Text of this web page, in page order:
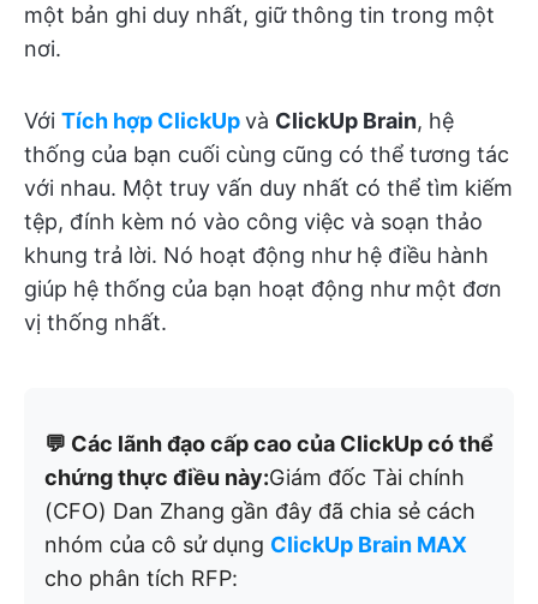
một bản ghi duy nhất, giữ thông tin trong một
nơi.
Với Tích hợp ClickUpvà ClickUp Brain, hệ
thống của bạn cuối cùng cũng có thể tương tác
với nhau. Một truy vấn duy nhất có thể tìm kiếm
tệp, đính kèm nó vào công việc và soạn thảo
khung trả lời. Nó hoạt động như hệ điều hành
giúp hệ thống của bạn hoạt động như một đơn
vị thống nhất.
💬 Các lãnh đạo cấp cao của ClickUp có thể
chứng thực điều này:Giám đốc Tài chính
(CFO) Dan Zhang gần đây đã chia sẻ cách
nhóm của cô sử dụng ClickUp Brain MAX
cho phân tích RFP: